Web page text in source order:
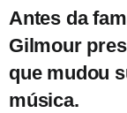
Antes da
Gilmour
que mudou
música.